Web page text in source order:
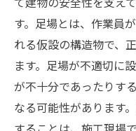
す。足場とは、作業員
れる仮設の構造物で、
ます。足場が不適切に
が不十分であったりす
なる可能性があります